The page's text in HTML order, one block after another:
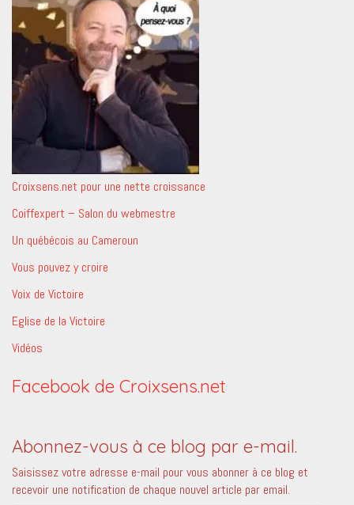
Croixsens.net pour une nette croissance
Coiffexpert – Salon du webmestre
Un québécois au Cameroun
Vous pouvez y croire
Voix de Victoire
Eglise de la Victoire
Vidéos
Facebook de Croixsens.net
Abonnez-vous à ce blog par e-mail.
Saisissez votre adresse e-mail pour vous abonner à ce blog et
recevoir une notification de chaque nouvel article par email.